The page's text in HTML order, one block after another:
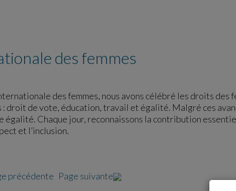
des femmes
des femmes, nous avons célébré les droits des
droit de vote, éducation, travail et égalité. Malgré ces
Chaque jour, reconnaissons la contribution
et l’inclusion.
précédente Page suivante